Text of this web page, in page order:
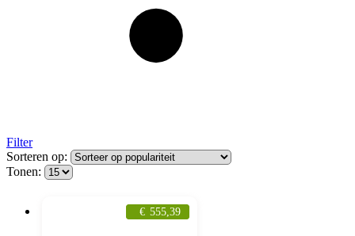
Filter
Sorteren op:
Tonen:
€ 555,39